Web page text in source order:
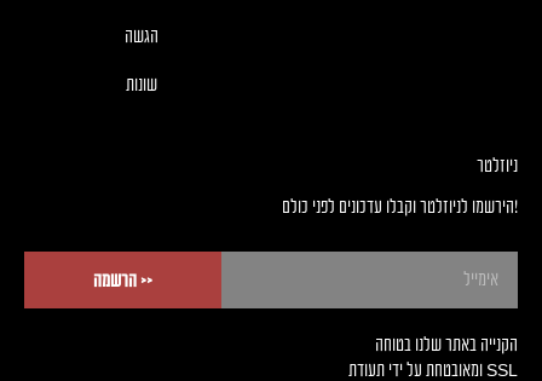
הגשה
שונות
ניוזלטר
!הירשמו לניוזלטר וקבלו עדכונים לפני כולם
<< הרשמה
הקנייה באתר שלנו בטוחה
SSL ומאובטחת על ידי תעודת